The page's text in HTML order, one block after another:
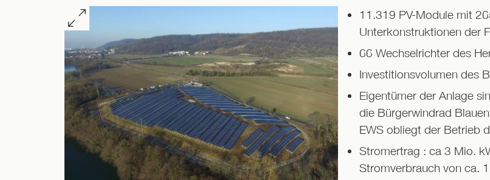
11.319 PV-Module mit
Unterkonstruktionen der
66 Wechselrichter des
Investitionsvolumen des
Eigentümer der Anlage
die Bürgerwindrad
EWS obliegt der Betrieb
Stromertrag : ca 3 Mio.
Stromverbrauch von ca.